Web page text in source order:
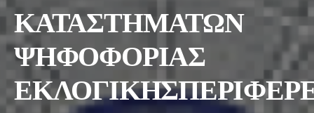
ΚΑΤΑΣΤΗΜΑΤΩΝ
ΨΗΦΟΦΟΡΙΑΣ